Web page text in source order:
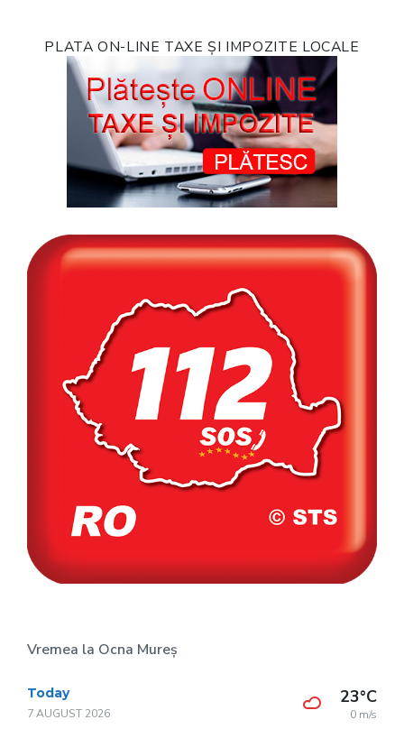
PLATA ON-LINE TAXE ȘI IMPOZITE LOCALE
Vremea la Ocna Mureș
Today
7 AUGUST 2026
23°C
0 m/s